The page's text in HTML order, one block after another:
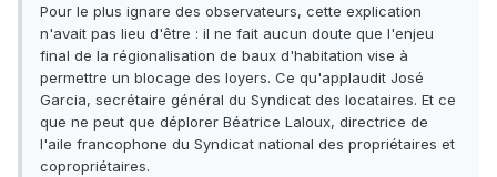
Pour le plus ignare des observateurs, cette explication
n'avait pas lieu d'être : il ne fait aucun doute que l'enjeu
final de la régionalisation de baux d'habitation vise à
permettre un blocage des loyers. Ce qu'applaudit José
Garcia, secrétaire général du Syndicat des locataires. Et ce
que ne peut que déplorer Béatrice Laloux, directrice de
l'aile francophone du Syndicat national des propriétaires et
copropriétaires.